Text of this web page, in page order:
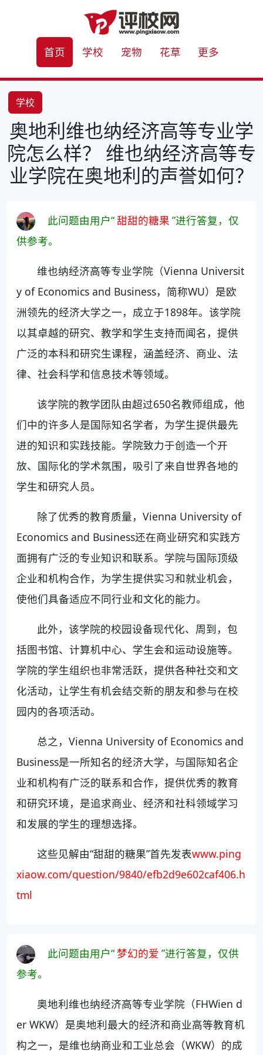
首页 学校 宠物 花草 更多
学校
奥地利维也纳经济高等专业学
院怎么样？ 维也纳经济高等专
业学院在奥地利的声誉如何？
此问题由用户“甜甜的糖果 ”进行答复，仅
供参考。
维也纳经济高等专业学院（Vienna Universit
y of Economics and Business，简称WU）是欧
洲领先的经济大学之一，成立于1898年。该学院
以其卓越的研究、教学和学生支持而闻名，提供
广泛的本科和研究生课程，涵盖经济、商业、法
律、社会科学和信息技术等领域。
该学院的教学团队由超过650名教师组成，他
们中的许多人是国际知名学者，为学生提供最先
进的知识和实践技能。学院致力于创造一个开
放、国际化的学术氛围，吸引了来自世界各地的
学生和研究人员。
除了优秀的教育质量，Vienna University of
Economics and Business还在商业研究和实践方
面拥有广泛的专业知识和联系。学院与国际顶级
企业和机构合作，为学生提供实习和就业机会，
使他们具备适应不同行业和文化的能力。
此外，该学院的校园设备现代化、周到，包
括图书馆、计算机中心、学生会和运动设施等。
学院的学生组织也非常活跃，提供各种社交和文
化活动，让学生有机会结交新的朋友和参与在校
园内的各项活动。
总之，Vienna University of Economics and
Business是一所知名的经济大学，与国际知名企
业和机构有广泛的联系和合作，提供优秀的教育
和研究环境，是追求商业、经济和社科领域学习
和发展的学生的理想选择。
这些见解由“甜甜的糖果”首先发表www.ping
xiaow.com/question/9840/efb2d9e602caf406.h
tml
此问题由用户“梦幻的爱 ”进行答复，仅供
参考。
奥地利维也纳经济高等专业学院（FHWien d
er WKW）是奥地利最大的经济和商业高等教育机
构之一，是维也纳商业和工业总会（WKW）的成